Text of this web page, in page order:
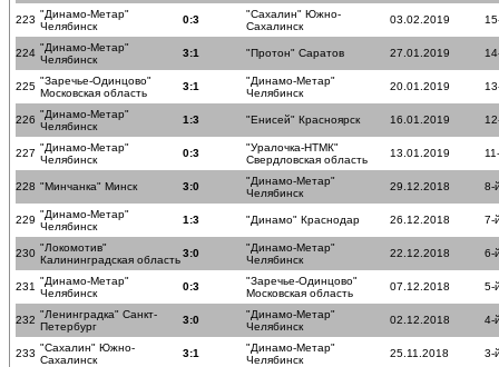
223 "Динамо-Метар"
Челябинск
0:3
"Сахалин" Южно-
Сахалинск
03.02.2019
224 "Динамо-Метар"
Челябинск
3:1 "Протон" Саратов 27.01.2019
225 "Заречье-Одинцово"
Московская область
3:1
"Динамо-Метар"
Челябинск
20.01.2019
226 "Динамо-Метар"
Челябинск
1:3 "Енисей" Красноярск 16.01.2019
227 "Динамо-Метар"
Челябинск
0:3
"Уралочка-НТМК"
Свердловская область
13.01.2019
228 "Минчанка" Минск 3:0
"Динамо-Метар"
Челябинск
29.12.2018 8-
229 "Динамо-Метар"
Челябинск
1:3 "Динамо" Краснодар 26.12.2018 7-
230 "Локомотив"
Калининградская область
3:0
"Динамо-Метар"
Челябинск
22.12.2018 6-
231 "Динамо-Метар"
Челябинск
0:3
"Заречье-Одинцово"
Московская область
07.12.2018 5-
232 "Ленинградка" Санкт-
Петербург
3:0
"Динамо-Метар"
Челябинск
02.12.2018 4-
233 "Сахалин" Южно-
Сахалинск
3:1
"Динамо-Метар"
Челябинск
25.11.2018 3-